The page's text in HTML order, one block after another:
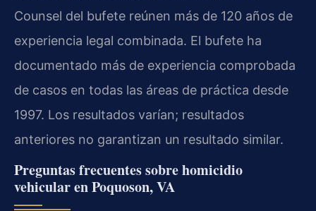
Counsel del bufete reúnen más de 120 años de
experiencia legal combinada. El bufete ha
documentado más de experiencia comprobada
de casos en todas las áreas de práctica desde
1997. Los resultados varían; resultados
anteriores no garantizan un resultado similar.
Preguntas frecuentes sobre homicidio
vehicular en Poquoson, VA